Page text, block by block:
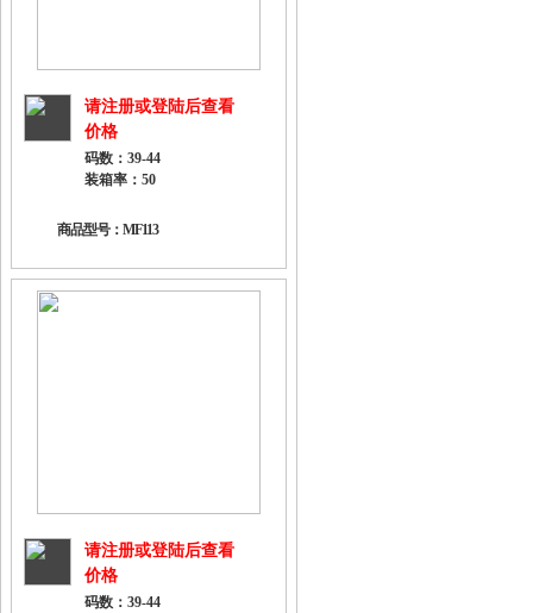
请注册或登陆后查看
价格
码数：39-44
装箱率：50
商品型号：MF113
请注册或登陆后查看
价格
码数：39-44